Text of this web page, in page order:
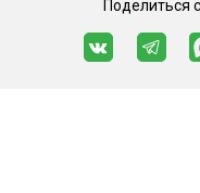
Поделиться